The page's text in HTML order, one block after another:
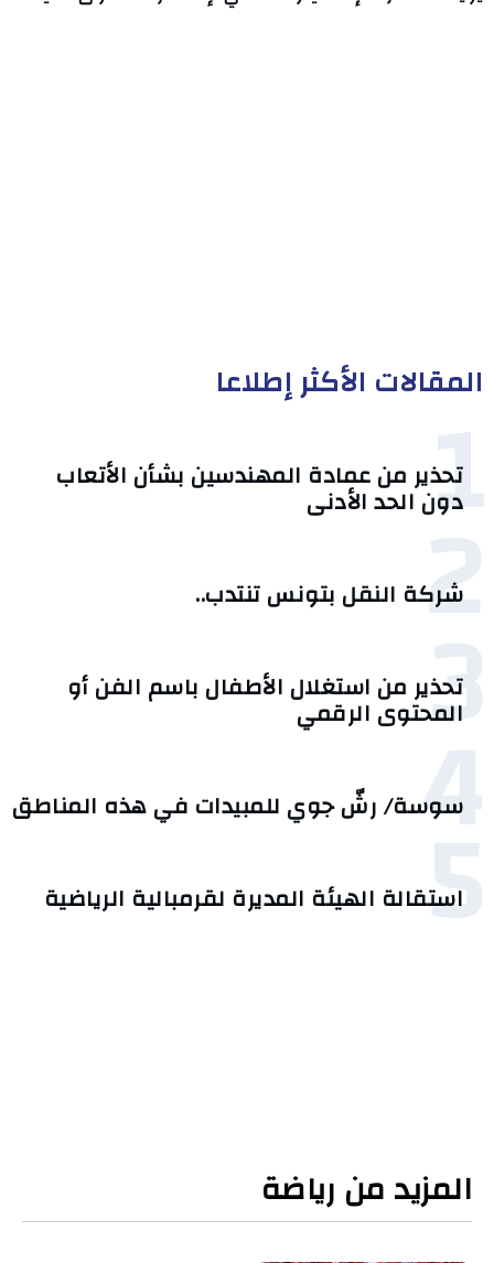
المقالات الأكثر إطلاعا
1
تحذير من عمادة المهندسين بشأن الأتعاب
دون الحد الأدنى
2
شركة النقل بتونس تنتدب..
3
تحذير من استغلال الأطفال باسم الفن أو
المحتوى الرقمي
4
سوسة/ رشّ جوي للمبيدات في هذه المناطق
5
استقالة الهيئة المديرة لقرمبالية الرياضية
المزيد من رياضة